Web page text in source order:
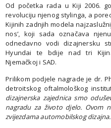
Od početka rada u Kiji 2006.
revoluciju njenog stylinga, a
Kijinih zadnjih modela
nos’, koji sada označava
odnedavno vodi dizajnersku
Hyundai te bdije nad tri
Njemačkoj i SAD.
Prilikom podjele nagrade je dr.
detroitskog oftalmološkog
dizajnerska zajednica smo
nagradu za životo djelo. Ovom
zvijezdama automobilskog